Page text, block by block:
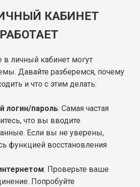
КАБИНЕТ
в личный кабинет могут
Давайте разберемся, почему
и что с этим делать:
логин/пароль: Самая частая
что вы вводите
Если вы не уверены,
функцией восстановления
: Проверьте ваше
Попробуйте